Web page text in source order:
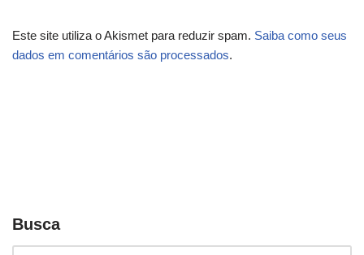
Este site utiliza o Akismet para reduzir spam. Saiba como seus
dados em comentários são processados.
Busca